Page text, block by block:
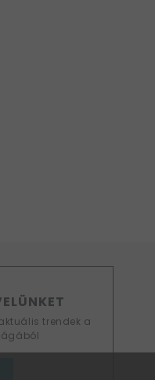
trendek a